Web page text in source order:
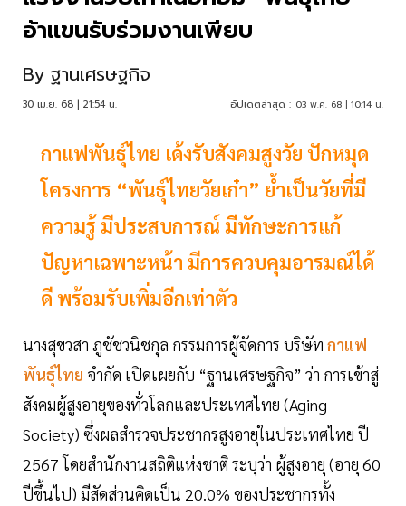
อ้าแขนรับร่วมงานเพียบ
By ฐานเศรษฐกิจ
30 เม.ย. 68 | 21:54 น. อัปเดตล่าสุด : 03 พ.ค. 68 | 10:14 น.
กาแฟพันธุ์ไทย เด้งรับสังคมสูงวัย ปักหมุด
โครงการ “พันธุ์ไทยวัยเก๋า” ย้ำเป็นวัยที่มี
ความรู้ มีประสบการณ์ มีทักษะการแก้
ปัญหาเฉพาะหน้า มีการควบคุมอารมณ์ได้
ดี พร้อมรับเพิ่มอีกเท่าตัว
นางสุขวสา ภูชัชวนิชกุล กรรมการผู้จัดการ บริษัท กาแฟ
พันธุ์ไทย จำกัด เปิดเผยกับ “ฐานเศรษฐกิจ” ว่า การเข้าสู่
สังคมผู้สูงอายุของทั่วโลกและประเทศไทย (Aging
Society) ซึ่งผลสำรวจประชากรสูงอายุในประเทศไทย ปี
2567 โดยสำนักงานสถิติแห่งชาติ ระบุว่า ผู้สูงอายุ (อายุ 60
ปีขึ้นไป) มีสัดส่วนคิดเป็น 20.0% ของประชากรทั้ง